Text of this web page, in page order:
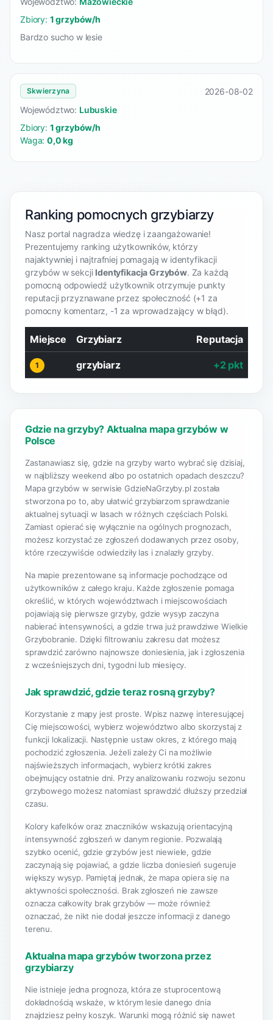
Zbiory: 1 grzybów/h
Bardzo sucho w lesie
Skwierzyna
2026-08-02
Województwo: Lubuskie
Zbiory: 1 grzybów/h
Waga:0,0 kg
Ranking pomocnych grzybiarzy
Nasz portal nagradza wiedzę i zaangażowanie!
Prezentujemy ranking użytkowników, którzy
najaktywniej i najtrafniej pomagają w identyfikacji
grzybów w sekcji Identyfikacja Grzybów. Za każdą
pomocną odpowiedź użytkownik otrzymuje punkty
reputacji przyznawane przez społeczność (+1 za
pomocny komentarz, -1 za wprowadzający w błąd).
Miejsce Grzybiarz Reputacja
1 grzybiarz +2 pkt
Gdzie na grzyby? Aktualna mapa grzybów w
Polsce
Zastanawiasz się, gdzie na grzyby warto wybrać się dzisiaj,
w najbliższy weekend albo po ostatnich opadach deszczu?
Mapa grzybów w serwisie GdzieNaGrzyby.pl została
stworzona po to, aby ułatwić grzybiarzom sprawdzanie
aktualnej sytuacji w lasach w różnych częściach Polski.
Zamiast opierać się wyłącznie na ogólnych prognozach,
możesz korzystać ze zgłoszeń dodawanych przez osoby,
które rzeczywiście odwiedziły las i znalazły grzyby.
Na mapie prezentowane są informacje pochodzące od
użytkowników z całego kraju. Każde zgłoszenie pomaga
określić, w których województwach i miejscowościach
pojawiają się pierwsze grzyby, gdzie wysyp zaczyna
nabierać intensywności, a gdzie trwa już prawdziwe Wielkie
Grzybobranie. Dzięki filtrowaniu zakresu dat możesz
sprawdzić zarówno najnowsze doniesienia, jak i zgłoszenia
z wcześniejszych dni, tygodni lub miesięcy.
Jak sprawdzić, gdzie teraz rosną grzyby?
Korzystanie z mapy jest proste. Wpisz nazwę interesującej
Cię miejscowości, wybierz województwo albo skorzystaj z
funkcji lokalizacji. Następnie ustaw okres, z którego mają
pochodzić zgłoszenia. Jeżeli zależy Ci na możliwie
najświeższych informacjach, wybierz krótki zakres
obejmujący ostatnie dni. Przy analizowaniu rozwoju sezonu
grzybowego możesz natomiast sprawdzić dłuższy przedział
czasu.
Kolory kafelków oraz znaczników wskazują orientacyjną
intensywność zgłoszeń w danym regionie. Pozwalają
szybko ocenić, gdzie grzybów jest niewiele, gdzie
zaczynają się pojawiać, a gdzie liczba doniesień sugeruje
większy wysyp. Pamiętaj jednak, że mapa opiera się na
aktywności społeczności. Brak zgłoszeń nie zawsze
oznacza całkowity brak grzybów — może również
oznaczać, że nikt nie dodał jeszcze informacji z danego
terenu.
Aktualna mapa grzybów tworzona przez
grzybiarzy
Nie istnieje jedna prognoza, która ze stuprocentową
dokładnością wskaże, w którym lesie danego dnia
znajdziesz pełny koszyk. Warunki mogą różnić się nawet